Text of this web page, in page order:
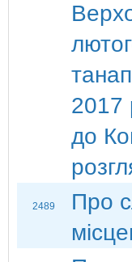
2017
до
2489
Про